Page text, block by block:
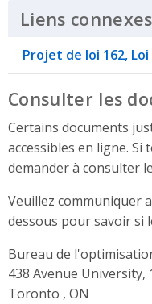
Liens connexes
Projet de loi 162,
Consulter les
Certains documents
accessibles en ligne. Si
demander à consulter
Veuillez communiquer
dessous pour savoir si
Bureau de
Address
438 Avenue University,
Toronto , ON